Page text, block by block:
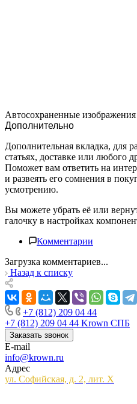
Автосохраненные изображения
Дополнительно
Дополнительная вкладка, для
статьях, доставке или любого
Поможет вам ответить на
и развеять его сомнения в
усмотрению.
Вы можете убрать её или
галочку в настройках
Комментарии
Загрузка комментариев...
Назад к списку
+7 (812) 209 04 44
+7 (812) 209 04 44 Krown СПБ
Заказать звонок
E-mail
info@krown.ru
Адрес
ул. Софийская, д. 2, лит. Х